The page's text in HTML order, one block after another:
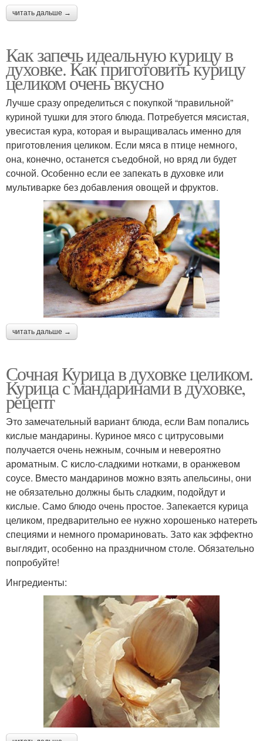
читать дальше →
Как запечь идеальную курицу в
духовке. Как приготовить курицу
целиком очень вкусно
Лучше сразу определиться с покупкой “правильной”
куриной тушки для этого блюда. Потребуется мясистая,
увесистая кура, которая и выращивалась именно для
приготовления целиком. Если мяса в птице немного,
она, конечно, останется съедобной, но вряд ли будет
сочной. Особенно если ее запекать в духовке или
мультиварке без добавления овощей и фруктов.
читать дальше →
Сочная Курица в духовке целиком.
Курица с мандаринами в духовке,
рецепт
Это замечательный вариант блюда, если Вам попались
кислые мандарины. Куриное мясо с цитрусовыми
получается очень нежным, сочным и невероятно
ароматным. С кисло-сладкими нотками, в оранжевом
соусе. Вместо мандаринов можно взять апельсины, они
не обязательно должны быть сладким, подойдут и
кислые. Само блюдо очень простое. Запекается курица
целиком, предварительно ее нужно хорошенько натереть
специями и немного промариновать. Зато как эффектно
выглядит, особенно на праздничном столе. Обязательно
попробуйте!
Ингредиенты: